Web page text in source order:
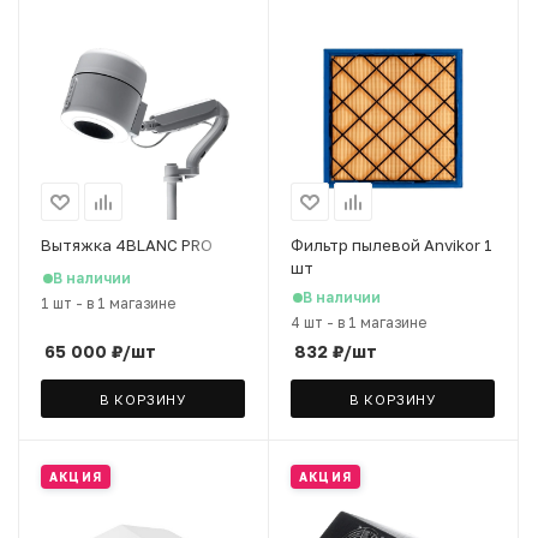
Вытяжка 4BLANC PRO
В наличии
1 шт - в 1 магазине
65 000 ₽/шт
В КОРЗИНУ
Фильтр пылевой Anvikor 1
шт
В наличии
4 шт - в 1 магазине
832 ₽/шт
В КОРЗИНУ
АКЦИЯ АКЦИЯ